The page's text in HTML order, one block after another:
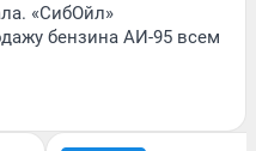
«СибОйл»
бензина АИ-95 всем